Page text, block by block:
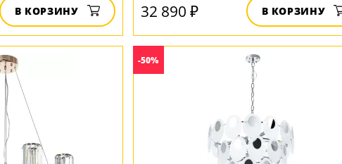
В КОРЗИНУ 32 890 ₽ В КОРЗИНУ
-50%